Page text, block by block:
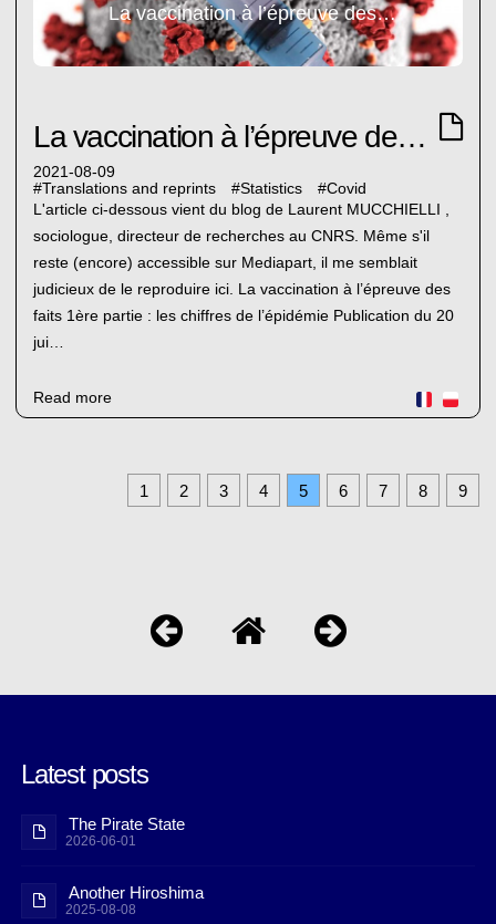
La vaccination à l’épreuve des faits (1)
La vaccination à l’épreuve des faits (1)
2021-08-09
#Translations and reprints #Statistics #Covid
L'article ci-dessous vient du blog de Laurent MUCCHIELLI ,
sociologue, directeur de recherches au CNRS. Même s'il
reste (encore) accessible sur Mediapart, il me semblait
judicieux de le reproduire ici. La vaccination à l’épreuve des
faits 1ère partie : les chiffres de l’épidémie Publication du 20
jui…
Read more
1 2 3 4 5 6 7 8 9
Latest posts
The Pirate State
2026-06-01
Another Hiroshima
2025-08-08